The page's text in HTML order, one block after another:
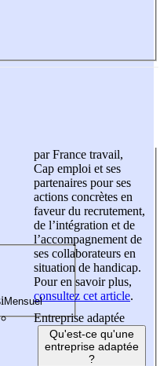
par France travail,
Cap emploi et ses
partenaires pour ses
actions concrètes en
faveur du recrutement,
de l’intégration et de
l’accompagnement de
ses collaborateurs en
situation de handicap.
Pour en savoir plus,
consultez cet article.
Entreprise adaptée
Qu'est-ce qu'une
entreprise adaptée
?